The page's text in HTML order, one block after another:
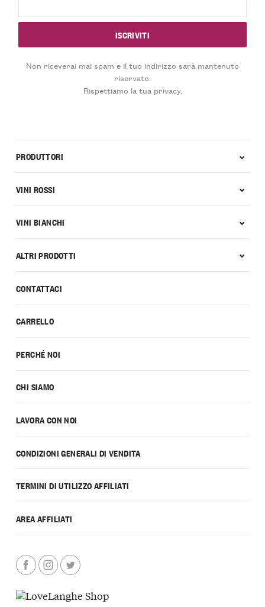
Non riceverai mai spam e il tuo indirizzo sarà mantenuto
riservato.
Rispettiamo la tua privacy.
CONTATTACI
CARRELLO
PERCHÉ NOI
CHI SIAMO
LAVORA CON NOI
CONDIZIONI GENERALI DI VENDITA
TERMINI DI UTILIZZO AFFILIATI
AREA AFFILIATI
PRODUTTORI
VINI ROSSI
VINI BIANCHI
ALTRI PRODOTTI